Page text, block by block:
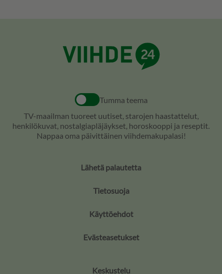
Tumma teema
TV-maailman tuoreet uutiset, starojen haastattelut,
henkilökuvat, nostalgiapläjäykset, horoskooppi ja reseptit.
Nappaa oma päivittäinen viihdemakupalasi!
Lähetä palautetta
Tietosuoja
Käyttöehdot
Evästeasetukset
Keskustelu